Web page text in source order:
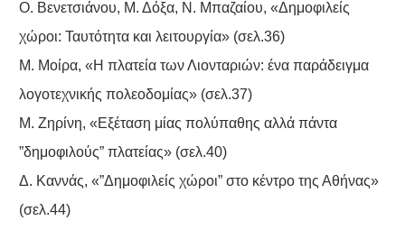
Ο. Βενετσιάνου, Μ. Δόξα, Ν. Μπαζαίου, «Δημοφιλείς
χώροι: Ταυτότητα και λειτουργία» (σελ.36)
Μ. Μοίρα, «Η πλατεία των Λιονταριών: ένα παράδειγμα
λογοτεχνικής πολεοδομίας» (σελ.37)
Μ. Ζηρίνη, «Εξέταση μίας πολύπαθης αλλά πάντα
”δημοφιλούς” πλατείας» (σελ.40)
Δ. Καννάς, «”Δημοφιλείς χώροι” στο κέντρο της Αθήνας»
(σελ.44)